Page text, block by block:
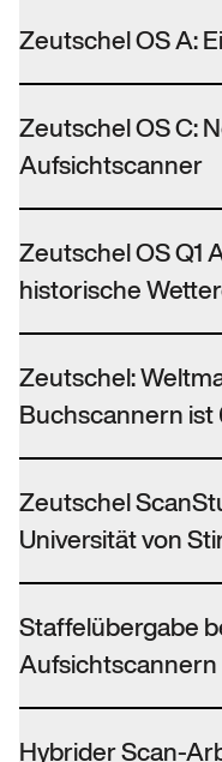
Zeutschel OS A:
Zeutschel OS C:
Aufsichtscanner
Zeutschel OS Q1
historische
Zeutschel:
Buchscannern ist
Zeutschel
Universität von
Staffelübergabe
Aufsichtscannern
Hybrider Scan-